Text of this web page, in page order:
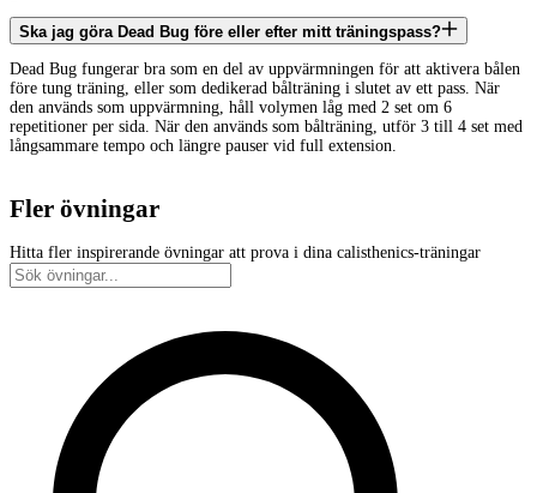
Ska jag göra Dead Bug före eller efter mitt träningspass?
Dead Bug fungerar bra som en del av uppvärmningen för att aktivera bålen
före tung träning, eller som dedikerad bålträning i slutet av ett pass. När
den används som uppvärmning, håll volymen låg med 2 set om 6
repetitioner per sida. När den används som bålträning, utför 3 till 4 set med
långsammare tempo och längre pauser vid full extension.
Fler övningar
Hitta fler inspirerande övningar att prova i dina calisthenics-träningar